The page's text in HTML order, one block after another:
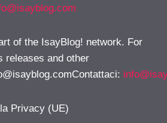
of the IsayBlog! network. For
releases and other
:
Privacy (UE)